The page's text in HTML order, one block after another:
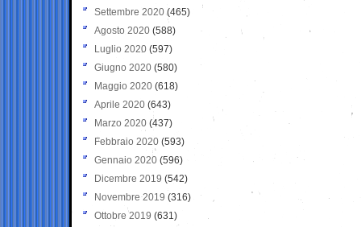
Settembre 2020(465)
Agosto 2020 (588)
Luglio 2020 (597)
Giugno 2020 (580)
Maggio 2020 (618)
Aprile 2020 (643)
Marzo 2020 (437)
Febbraio 2020 (593)
Gennaio 2020 (596)
Dicembre 2019 (542)
Novembre 2019 (316)
Ottobre 2019 (631)